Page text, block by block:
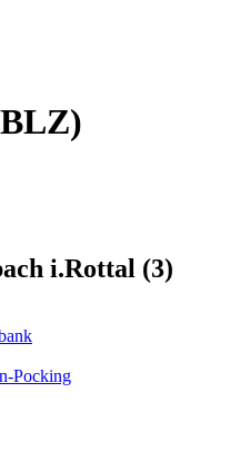
i.Rottal (3)
Pocking